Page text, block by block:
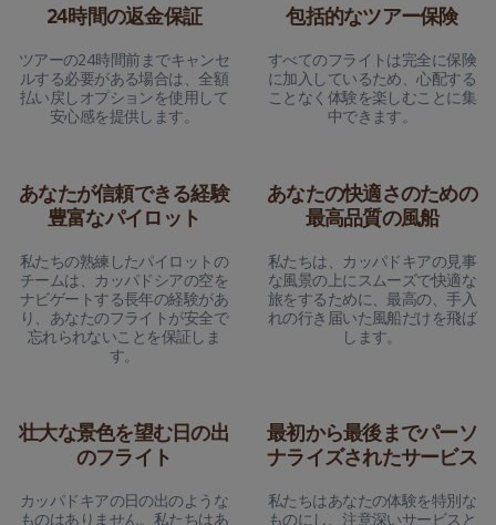
24時間の返金保証
ツアーの24時間前までキャンセ
ルする必要がある場合は、全額
払い戻しオプションを使用して
安心感を提供します。
包括的なツアー保険
すべてのフライトは完全に保険
に加入しているため、心配する
ことなく体験を楽しむことに集
中できます。
あなたが信頼できる経験
豊富なパイロット
私たちの熟練したパイロットの
チームは、カッパドシアの空を
ナビゲートする長年の経験があ
り、あなたのフライトが安全で
忘れられないことを保証しま
す。
あなたの快適さのための
最高品質の風船
私たちは、カッパドキアの見事
な風景の上にスムーズで快適な
旅をするために、最高の、手入
れの行き届いた風船だけを飛ば
します。
壮大な景色を望む日の出
のフライト
カッパドキアの日の出のような
ものはありません。私たちはあ
最初から最後までパーソ
ナライズされたサービス
私たちはあなたの体験を特別な
ものにし、注意深いサービスと